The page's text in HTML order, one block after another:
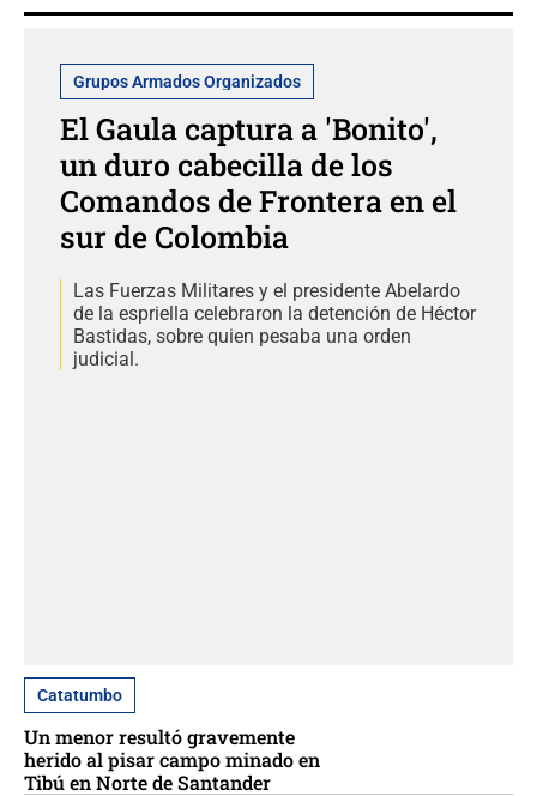
Grupos Armados Organizados
El Gaula captura a 'Bonito',
un duro cabecilla de los
Comandos de Frontera en el
sur de Colombia
Las Fuerzas Militares y el presidente Abelardo
de la espriella celebraron la detención de Héctor
Bastidas, sobre quien pesaba una orden
judicial.
Catatumbo
Un menor resultó gravemente
herido al pisar campo minado en
Tibú en Norte de Santander